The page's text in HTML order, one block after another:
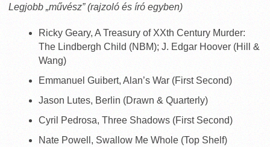
Legjobb „művész” (rajzoló és író egyben)
Ricky Geary, A Treasury of XXth Century Murder:
The Lindbergh Child (NBM); J. Edgar Hoover (Hill &
Wang)
Emmanuel Guibert, Alan’s War (First Second)
Jason Lutes, Berlin (Drawn & Quarterly)
Cyril Pedrosa, Three Shadows (First Second)
Nate Powell, Swallow Me Whole (Top Shelf)